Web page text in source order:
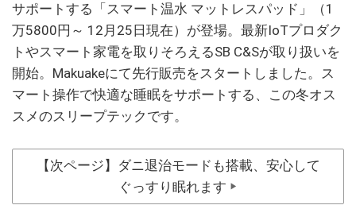
サポートする「スマート温水 マットレスパッド」（1
万5800円～ 12月25日現在）が登場。最新IoTプロダク
トやスマート家電を取りそろえるSB C&Sが取り扱いを
開始。Makuakeにて先行販売をスタートしました。ス
マート操作で快適な睡眠をサポートする、この冬オス
スメのスリープテックです。
【次ページ】ダニ退治モードも搭載、安心して
ぐっすり眠れます ▶